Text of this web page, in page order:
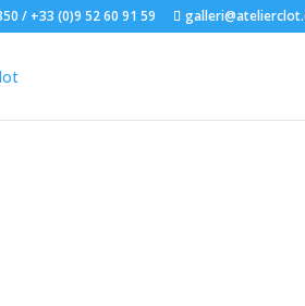
/ +33 (0)9 52 60 91 59